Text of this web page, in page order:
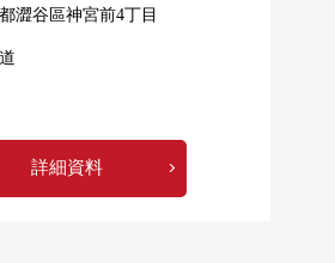
澀谷區神宮前4丁目
詳細資料